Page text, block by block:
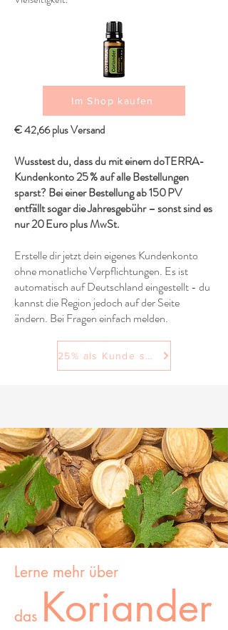
Im Shop kaufen
€ 42,66 plus Versand
Wusstest du, dass du mit einem doTERRA-
Kundenkonto 25 % auf alle Bestellungen
sparst? Bei einer Bestellung ab 150 PV
entfällt sogar die Jahresgebühr – sonst sind es
nur 20 Euro plus MwSt.
Erstelle dir jetzt dein eigenes Kundenkonto
ohne monatliche Verpflichtungen. Es ist
automatisch auf Deutschland eingestellt - du
kannst die Region jedoch auf der Seite
ändern. Bei Fragen einfach melden.
25% als Kunde sparen
Lerne mehr über
das Koriander